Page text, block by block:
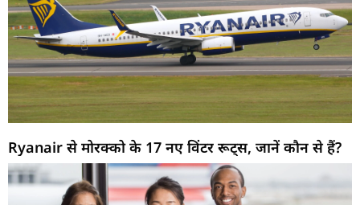
Ryanair से मोरक्को के 17 नए विंटर रूट्स, जानें कौन से हैं?